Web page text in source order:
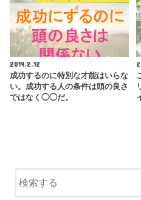
2019.2.12
成功するのに特別な才能はいらな
い。成功する人の条件は頭の良さ
ではなく◯◯だ。